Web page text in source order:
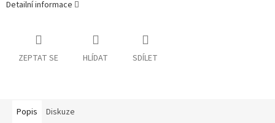
Detailní informace
ZEPTAT SE HLÍDAT SDÍLET
Popis Diskuze